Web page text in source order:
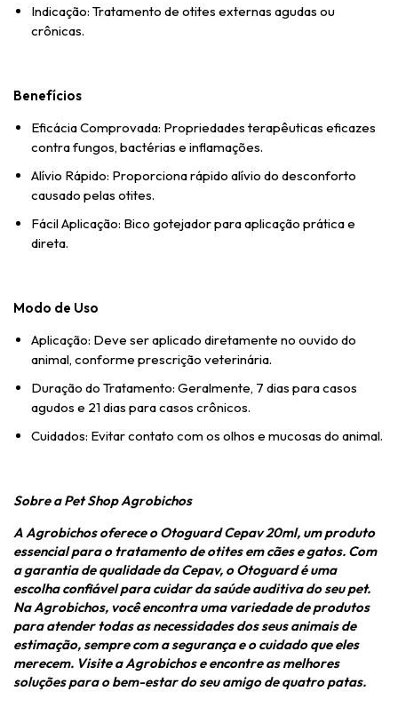
Indicação: Tratamento de otites externas agudas ou
crônicas.
Benefícios
Eficácia Comprovada: Propriedades terapêuticas eficazes
contra fungos, bactérias e inflamações.
Alívio Rápido: Proporciona rápido alívio do desconforto
causado pelas otites.
Fácil Aplicação: Bico gotejador para aplicação prática e
direta.
Modo de Uso
Aplicação: Deve ser aplicado diretamente no ouvido do
animal, conforme prescrição veterinária.
Duração do Tratamento: Geralmente, 7 dias para casos
agudos e 21 dias para casos crônicos.
Cuidados: Evitar contato com os olhos e mucosas do animal.
Sobre a Pet Shop Agrobichos
A Agrobichos oferece o Otoguard Cepav 20ml, um produto
essencial para o tratamento de otites em cães e gatos. Com
a garantia de qualidade da Cepav, o Otoguard é uma
escolha confiável para cuidar da saúde auditiva do seu pet.
Na Agrobichos, você encontra uma variedade de produtos
para atender todas as necessidades dos seus animais de
estimação, sempre com a segurança e o cuidado que eles
merecem. Visite a Agrobichos e encontre as melhores
soluções para o bem-estar do seu amigo de quatro patas.